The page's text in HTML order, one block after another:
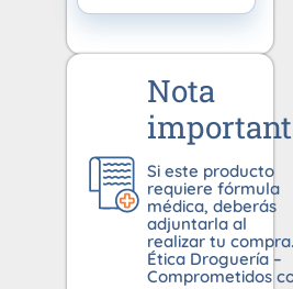
Nota
Si este producto
requiere fórmula
médica, deberás
adjuntarla al
realizar tu compra.
Ética Droguería –
Comprometidos